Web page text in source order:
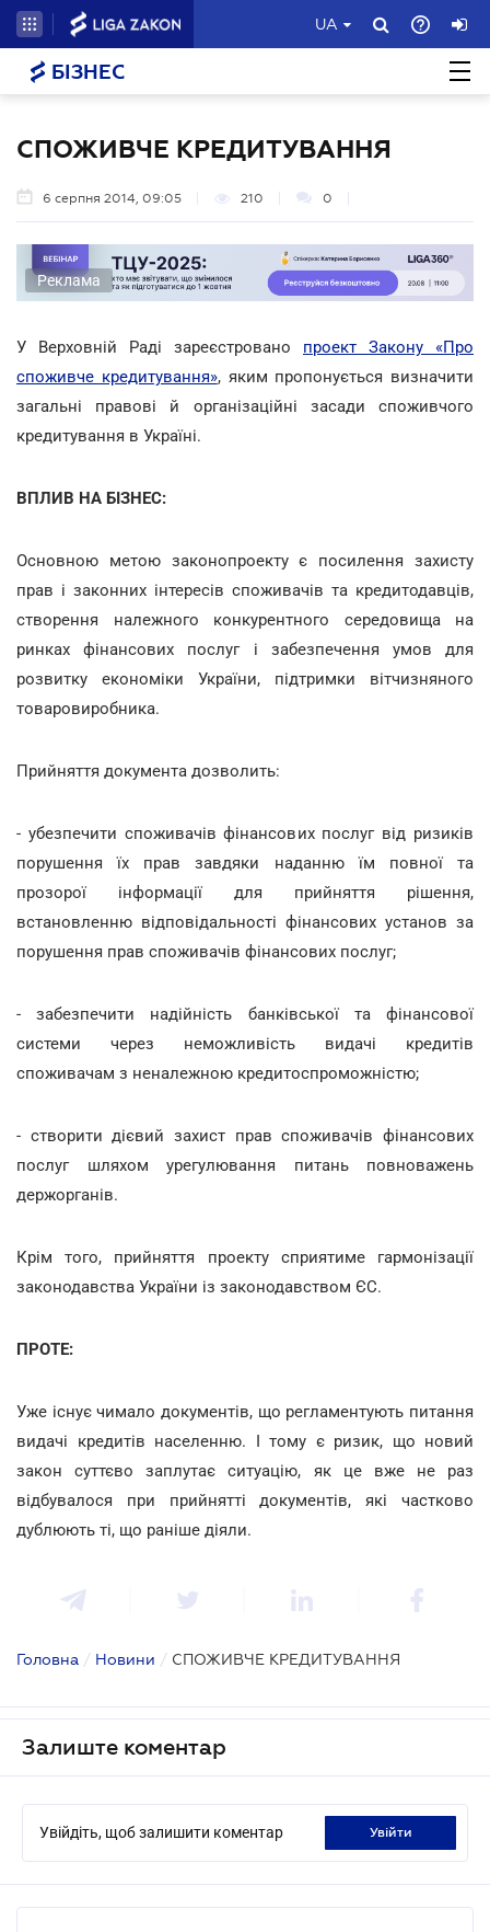
UA
БІЗНЕС
СПОЖИВЧЕ КРЕДИТУВАННЯ
6 серпня 2014, 09:05 210 0
Реклама
У Верховній Раді зареєстровано проект Закону «Про
споживче кредитування», яким пропонується визначити
загальні правові й організаційні засади споживчого
кредитування в Україні.
ВПЛИВ НА БІЗНЕС:
Основною метою законопроекту є посилення захисту
прав і законних інтересів споживачів та кредитодавців,
створення належного конкурентного середовища на
ринках фінансових послуг і забезпечення умов для
розвитку економіки України, підтримки вітчизняного
товаровиробника.
Прийняття документа дозволить:
- убезпечити споживачів фінансових послуг від ризиків
порушення їх прав завдяки наданню їм повної та
прозорої інформації для прийняття рішення,
встановленню відповідальності фінансових установ за
порушення прав споживачів фінансових послуг;
- забезпечити надійність банківської та фінансової
системи через неможливість видачі кредитів
споживачам з неналежною кредитоспроможністю;
- створити дієвий захист прав споживачів фінансових
послуг шляхом урегулювання питань повноважень
держорганів.
Крім того, прийняття проекту сприятиме гармонізації
законодавства України із законодавством ЄС.
ПРОТЕ:
Уже існує чимало документів, що регламентують питання
видачі кредитів населенню. І тому є ризик, що новий
закон суттєво заплутає ситуацію, як це вже не раз
відбувалося при прийнятті документів, які частково
дублюють ті, що раніше діяли.
Головна / Новини / СПОЖИВЧЕ КРЕДИТУВАННЯ
Залиште коментар
Увійдіть, щоб залишити коментар увійти